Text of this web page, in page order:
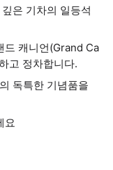
은 기차의 일등석
드 캐니언(Grand Ca
고 정차합니다.
독특한 기념품을
요